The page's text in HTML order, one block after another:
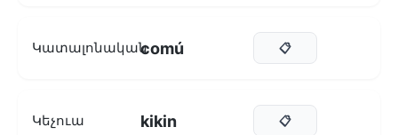
Կատալոնականcomú 📋
Կեչուա kikin 📋